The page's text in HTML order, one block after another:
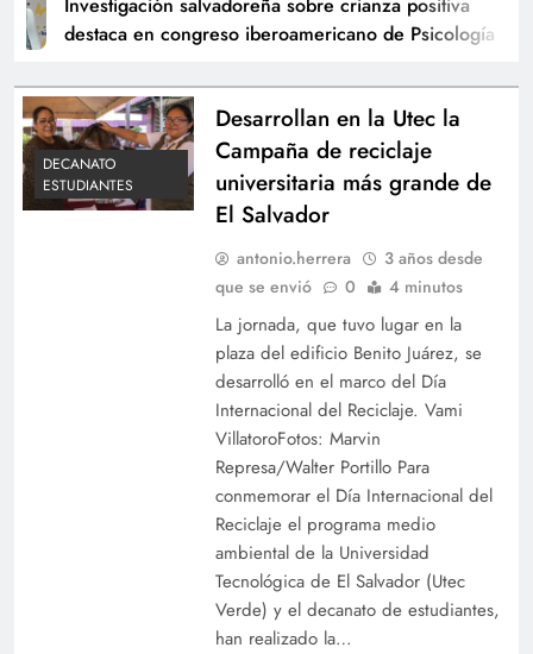
destaca en congreso iberoamericano de Psicología
DECANATO
ESTUDIANTES
Desarrollan en la Utec la
Campaña de reciclaje
universitaria más grande de
El Salvador
antonio.herrera
3 años desde
que se envió
0 4 minutos
La jornada, que tuvo lugar en la
plaza del edificio Benito Juárez, se
desarrolló en el marco del Día
Internacional del Reciclaje. Vami
VillatoroFotos: Marvin
Represa/Walter Portillo Para
conmemorar el Día Internacional del
Reciclaje el programa medio
ambiental de la Universidad
Tecnológica de El Salvador (Utec
Verde) y el decanato de estudiantes,
han realizado la…